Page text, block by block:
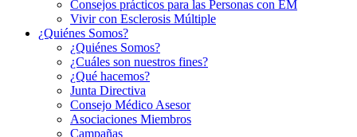
Consejos prácticos para las Personas con EM
Vivir con Esclerosis Múltiple
¿Quiénes Somos?
¿Quiénes Somos?
¿Cuáles son nuestros fines?
¿Qué hacemos?
Junta Directiva
Consejo Médico Asesor
Asociaciones Miembros
Campañas